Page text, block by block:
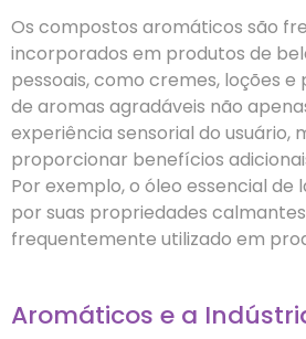
Os compostos aromáticos são
incorporados em produtos de
pessoais, como cremes, loções e
de aromas agradáveis não
experiência sensorial do usuário,
proporcionar benefícios
Por exemplo, o óleo essencial de
por suas propriedades
frequentemente utilizado em
Aromáticos e a